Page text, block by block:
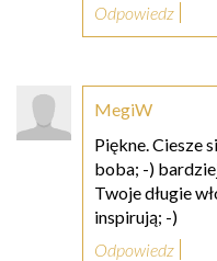
Odpowiedz
MegiW
Piękne. Ciesze
boba; -)
Twoje długie
inspirują; -)
Odpowiedz